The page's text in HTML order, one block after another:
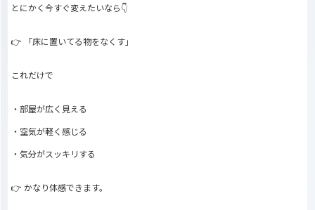
とにかく今すぐ変えたいなら👇
👉 「床に置いてる物をなくす」
これだけで
・部屋が広く見える
・空気が軽く感じる
・気分がスッキリする
👉 かなり体感できます。